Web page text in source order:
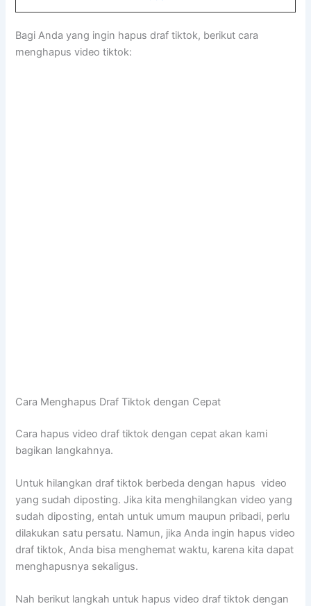
Bagi Anda yang ingin hapus draf tiktok, berikut cara
menghapus video tiktok:
Cara Menghapus Draf Tiktok dengan Cepat
Cara hapus video draf tiktok dengan cepat akan kami
bagikan langkahnya.
Untuk hilangkan draf tiktok berbeda dengan hapus video
yang sudah diposting. Jika kita menghilangkan video yang
sudah diposting, entah untuk umum maupun pribadi, perlu
dilakukan satu persatu. Namun, jika Anda ingin hapus video
draf tiktok, Anda bisa menghemat waktu, karena kita dapat
menghapusnya sekaligus.
Nah berikut langkah untuk hapus video draf tiktok dengan